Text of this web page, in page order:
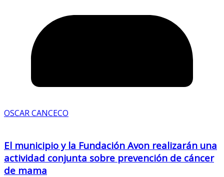
OSCAR CANCECO
El municipio y la Fundación Avon realizarán una
actividad conjunta sobre prevención de cáncer
de mama